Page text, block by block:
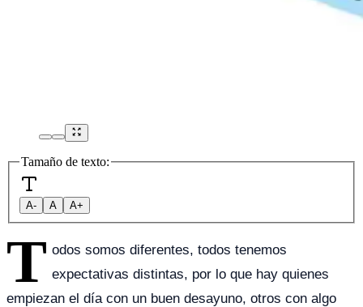
Tamaño de texto:
A- A A+
T odos somos diferentes, todos tenemos
expectativas distintas, por lo que hay quienes
empiezan el día con un buen desayuno, otros con algo